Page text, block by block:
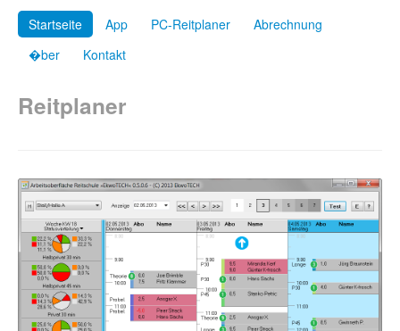
Startseite App PC-Reitplaner
Abrechnung
�ber
Kontakt
Reitplaner